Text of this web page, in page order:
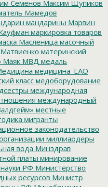
Семенов Максим Шупиков
Мамедов
мандарины Марвин
маркировка товаров
Масленица масочный
Матвиенко материнский
Маяк МВД медаль
медицина_ЕАО
класс медоборудование
международная
международный
местные
мигранты
законодательство
миллиардеры
вода Минздрав
платы минирование
РФ Министерство
ресурсов Министр